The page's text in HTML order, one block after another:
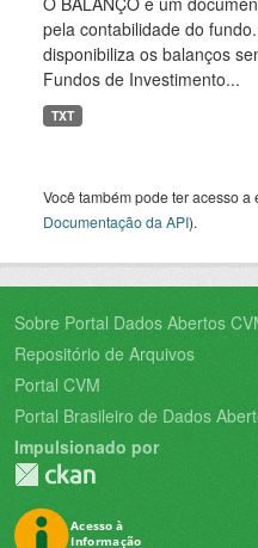
pela contabilidade do
disponibiliza os balanços
Fundos de Investimento...
TXT
Você também pode ter acesso
Documentação da API).
Sobre Portal Dados Abertos
Repositório de Arquivos
Portal CVM
Portal Brasileiro de Dados
Impulsionado por